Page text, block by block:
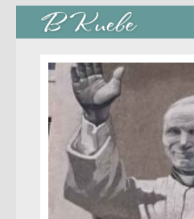
стрит-арт
коты Киева
скамейки
часы Киева